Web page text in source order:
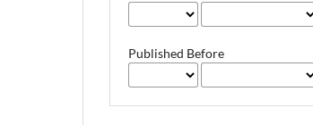
Published Before